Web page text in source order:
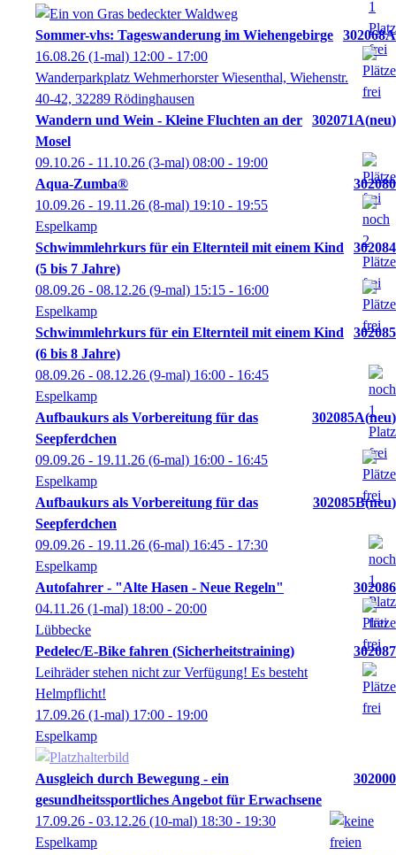
Ausgleich durch Bewegung - ein
gesundheitssportliches Angebot für Erwachsene
302000
17.09.26 - 03.12.26 (10-mal) 18:30 - 19:30
Espelkamp
Sommer-vhs: Tageswanderung im Wiehengebirge
302068A
16.08.26 (1-mal) 12:00 - 17:00
Wanderparkplatz Wehmerhorster Wiesenthal, Wiehenstr.
40-42, 32289 Rödinghausen
Wandern und Wein - Kleine Fluchten an der
Mosel
302071A neu
09.10.26 - 11.10.26 (3-mal) 08:00 - 19:00
Aqua-Zumba®
302080
10.09.26 - 19.11.26 (8-mal) 19:10 - 19:55
Espelkamp
Schwimmlehrkurs für ein Elternteil mit einem Kind
(5 bis 7 Jahre)
302084
08.09.26 - 08.12.26 (9-mal) 15:15 - 16:00
Espelkamp
Schwimmlehrkurs für ein Elternteil mit einem Kind
(6 bis 8 Jahre)
302085
08.09.26 - 08.12.26 (9-mal) 16:00 - 16:45
Espelkamp
Aufbaukurs als Vorbereitung für das
Seepferdchen
302085A neu
09.09.26 - 19.11.26 (6-mal) 16:00 - 16:45
Espelkamp
Aufbaukurs als Vorbereitung für das
Seepferdchen
302085B neu
09.09.26 - 19.11.26 (6-mal) 16:45 - 17:30
Espelkamp
Autofahrer - "Alte Hasen - Neue Regeln"
302086
04.11.26 (1-mal) 18:00 - 20:00
Lübbecke
Pedelec/E-Bike fahren (Sicherheitstraining)
302087
Leihräder stehen nicht zur Verfügung! Es besteht
Helmpflicht!
17.09.26 (1-mal) 17:00 - 19:00
Espelkamp